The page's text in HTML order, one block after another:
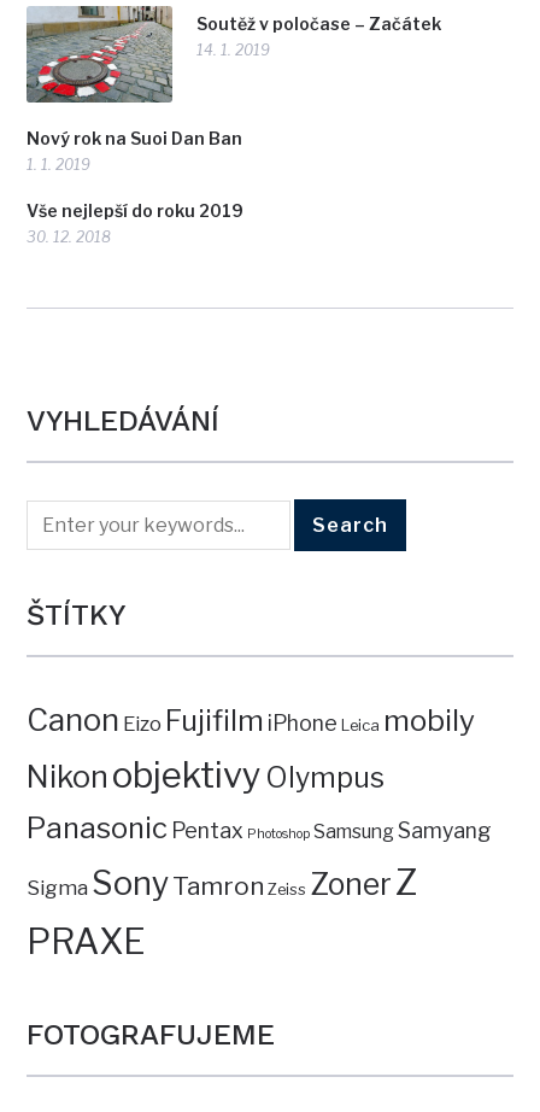
Soutěž v poločase – Začátek
14. 1. 2019
Nový rok na Suoi Dan Ban
1. 1. 2019
Vše nejlepší do roku 2019
30. 12. 2018
VYHLEDÁVÁNÍ
ŠTÍTKY
Canon Eizo Fujifilm iPhone Leica mobily
Nikon objektivy Olympus
Panasonic Pentax Photoshop SamsungSamyang
Sigma SonyTamron Zeiss ZonerZ
PRAXE
FOTOGRAFUJEME